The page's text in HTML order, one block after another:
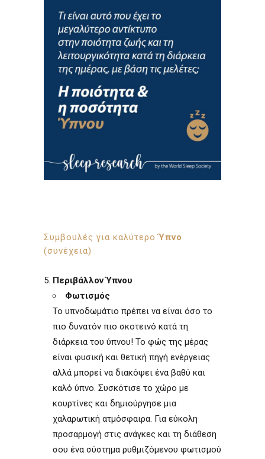
Συμβουλές για καλύτεροΎπνο
(συνέχεια)
Περιβάλλον Ύπνου
Φωτισμός
Το υπνοδωμάτιο πρέπει να είναι όσο το
πιο δυνατόν πιο σκοτεινό κατά τη
διάρκεια του ύπνου! Το φώς της μέρας
είναι φυσική και θετική πηγή ενέργειας
αλλά μπορεί να διακόψει ένα βαθύ και
καλό ύπνο. Συσκότισε το χώρο με
κουρτίνες και δημιούργησε μια
χαλαρωτική ατμόσφαιρα. Για εύκολη
προσαρμογή στις ανάγκες και τη διάθεση
σου ένα σύστημα ρυθμιζόμενου φωτισμού